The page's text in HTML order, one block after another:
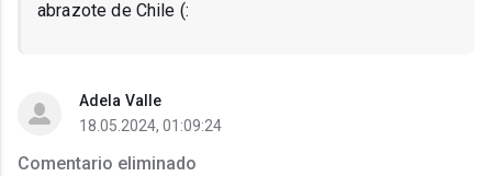
abrazote de Chile (:
Adela Valle
18.05.2024, 01:09:24
Comentario eliminado